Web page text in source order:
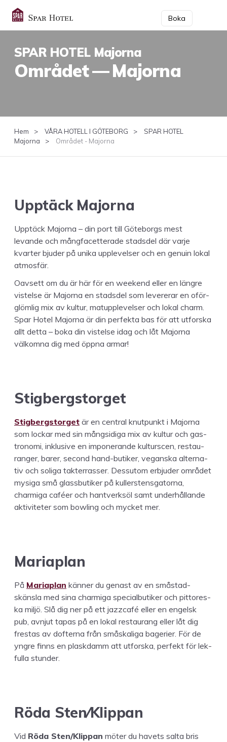
Boka
SPAR HOTEL Majorna
Området — Majorna
Hem VÅRA HOTELL I GÖTEBORG
SPAR HOTEL
Majorna
Området - Majorna
Upp­täck Majorna
Upp­täck Major­na – din port till Göte­borgs mest
levande och mång­facetter­ade stads­del där var­je
kvarter bjud­er på uni­ka upplevelser och en gen­uin lokal
atmosfär.
Oavsett om du är här för en week­end eller en län­gre
vis­telse är Major­na en stads­del som lev­er­erar en oför­
glöm­lig mix av kul­tur, matup­plevelser och lokal charm.
Spar Hotel Major­na är din per­fek­ta bas för att utfors­ka
allt det­ta – boka din vis­telse idag och låt Major­na
välkom­na dig med öpp­na armar!
Stig­bergstor­get
Stig­bergstor­get är en cen­tral knut­punkt i Major­na
som lockar med sin mång­sidi­ga mix av kul­tur och gas­
trono­mi, inklu­sive en imponerande kul­turscen, restau­
ranger, bar­er, sec­ond hand-butik­er, veg­an­s­ka alter­na­
tiv och soli­ga tak­ter­rass­er. Dessu­tom erb­jud­er området
mysi­ga små glass­bu­tik­er på kuller­stens­ga­tor­na,
charmi­ga caféer och hantverk­söl samt under­hål­lande
aktiviteter som bowl­ing och myck­et mer.
Mari­a­plan
På Mari­a­plan kän­ner du genast av en smås­tad­
skänsla med sina charmi­ga spe­cial­bu­tik­er och pit­tores­
ka miljö. Slå dig ner på ett jaz­zcafé eller en engel­sk
pub, avn­jut tapas på en lokal restau­rang eller låt dig
frestas av dofter­na från småskali­ga bagerier. För de
yngre finns en plaskdamm att utfors­ka, per­fekt för lek­
ful­la stunder.
Röda Sten/​Klippan
Vid Röda Sten/​Klippan möter du havets salta bris